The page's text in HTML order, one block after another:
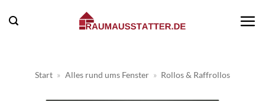
Inhalt
Start » Alles rund ums Fenster » Rollos & Raffrollos